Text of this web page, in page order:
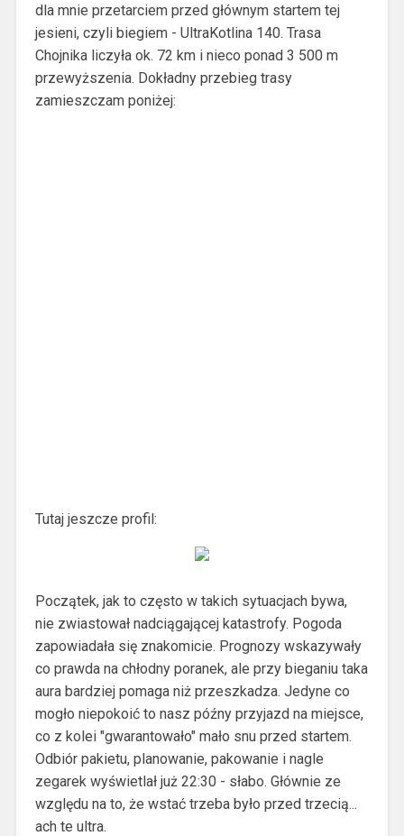
dla mnie przetarciem przed głównym startem tej
jesieni, czyli biegiem - UltraKotlina 140. Trasa
Chojnika liczyła ok. 72 km i nieco ponad 3 500 m
przewyższenia. Dokładny przebieg trasy
zamieszczam poniżej:
Tutaj jeszcze profil:
Początek, jak to często w takich sytuacjach bywa,
nie zwiastował nadciągającej katastrofy. Pogoda
zapowiadała się znakomicie. Prognozy wskazywały
co prawda na chłodny poranek, ale przy bieganiu taka
aura bardziej pomaga niż przeszkadza. Jedyne co
mogło niepokoić to nasz późny przyjazd na miejsce,
co z kolei "gwarantowało" mało snu przed startem.
Odbiór pakietu, planowanie, pakowanie i nagle
zegarek wyświetlał już 22:30 - słabo. Głównie ze
względu na to, że wstać trzeba było przed trzecią...
ach te ultra.